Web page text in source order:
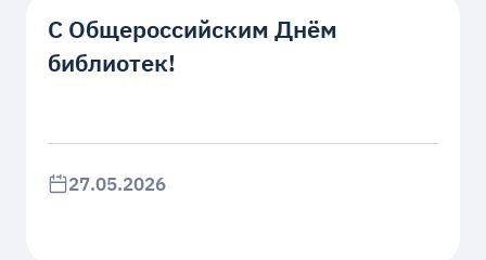
С Общероссийским Днём
библиотек!
27.05.2026